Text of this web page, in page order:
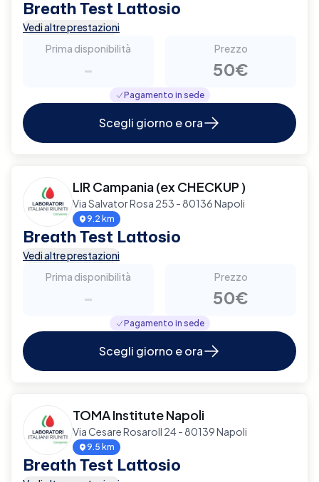
Breath Test Lattosio
Vedi altre prestazioni
Prima disponibilità
-
Prezzo
50€
Pagamento in sede
Scegli giorno e ora
LIR Campania (ex CHECKUP )
Via Salvator Rosa 253 - 80136 Napoli
9.2 km
Breath Test Lattosio
Vedi altre prestazioni
Prima disponibilità
-
Prezzo
50€
Pagamento in sede
Scegli giorno e ora
TOMA Institute Napoli
Via Cesare Rosaroll 24 - 80139 Napoli
9.5 km
Breath Test Lattosio